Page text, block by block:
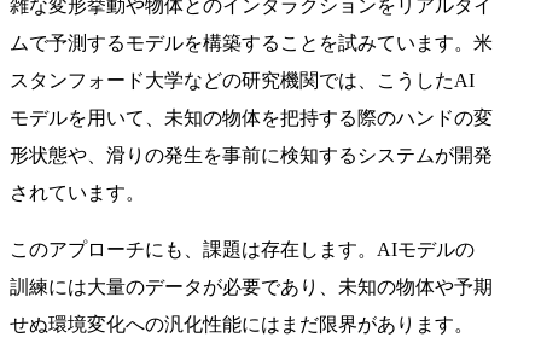
雑な変形挙動や物体とのインタラクションをリアルタイ
ムで予測するモデルを構築することを試みています。米
スタンフォード大学などの研究機関では、こうしたAI
モデルを用いて、未知の物体を把持する際のハンドの変
形状態や、滑りの発生を事前に検知するシステムが開発
されています。
このアプローチにも、課題は存在します。AIモデルの
訓練には大量のデータが必要であり、未知の物体や予期
せぬ環境変化への汎化性能にはまだ限界があります。